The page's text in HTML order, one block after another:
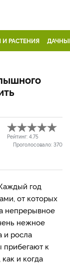
И РАСТЕНИЯ
Рейтинг: 4.75
Проголосовало: 370
год
от которых
непрерывное
нежное
и росла
к
и когда